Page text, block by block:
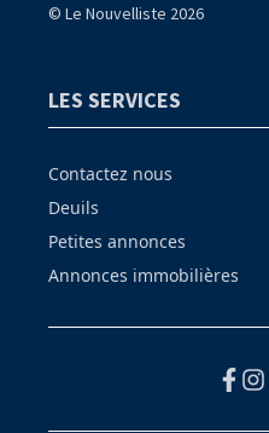
© Le Nouvelliste 2026
LES SERVICES
Contactez nous
Deuils
Petites annonces
Annonces immobilières